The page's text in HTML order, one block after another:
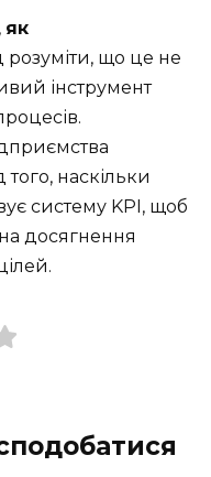
як
розуміти, що це не
інструмент
наскільки
систему KPI, щоб
досягнення